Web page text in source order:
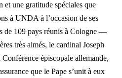
et une gratitude spéciales que
à UNDA à l’occasion de ses
de 109 pays réunis à Cologne —
très aimés, le cardinal Joseph
épiscopale allemande,
que le Pape s’unit à eux